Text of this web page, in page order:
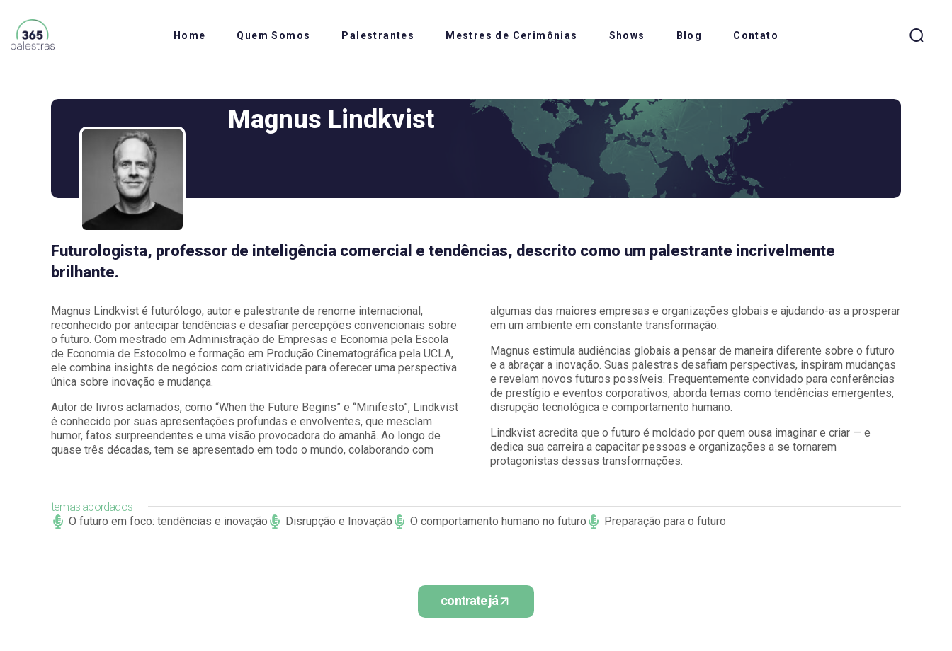
Home Quem Somos Palestrantes Mestres de Cerimônias Shows Blog Contato
Magnus Lindkvist
Futurologista, professor de inteligência comercial e tendências, descrito como um palestrante incrivelmente
brilhante.
Magnus Lindkvist é futurólogo, autor e palestrante de renome internacional,
reconhecido por antecipar tendências e desafiar percepções convencionais sobre
o futuro. Com mestrado em Administração de Empresas e Economia pela Escola
de Economia de Estocolmo e formação em Produção Cinematográfica pela UCLA,
ele combina insights de negócios com criatividade para oferecer uma perspectiva
única sobre inovação e mudança.
Autor de livros aclamados, como “When the Future Begins” e “Minifesto”, Lindkvist
é conhecido por suas apresentações profundas e envolventes, que mesclam
humor, fatos surpreendentes e uma visão provocadora do amanhã. Ao longo de
quase três décadas, tem se apresentado em todo o mundo, colaborando com
algumas das maiores empresas e organizações globais e ajudando-as a prosperar
em um ambiente em constante transformação.
Magnus estimula audiências globais a pensar de maneira diferente sobre o futuro
e a abraçar a inovação. Suas palestras desafiam perspectivas, inspiram mudanças
e revelam novos futuros possíveis. Frequentemente convidado para conferências
de prestígio e eventos corporativos, aborda temas como tendências emergentes,
disrupção tecnológica e comportamento humano.
Lindkvist acredita que o futuro é moldado por quem ousa imaginar e criar — e
dedica sua carreira a capacitar pessoas e organizações a se tornarem
protagonistas dessas transformações.
temas abordados
O futuro em foco: tendências e inovação
Disrupção e Inovação O comportamento humano no futuro Preparação para o futuro
contrate já